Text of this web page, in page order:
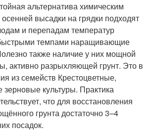
альтернатива химическим
высадки на грядки подходят
и перепадам температур
темпами наращивающие
также наличие у них мощной
активно разрыхляющей грунт. Это в
из семейств Крестоцветные,
культуры. Практика
что для восстановления
грунта достаточно 3–4
посадок.